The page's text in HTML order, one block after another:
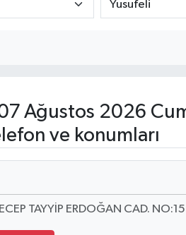
Ağustos 2026
ve konumları
TAYYİP ERDOĞAN CAD.